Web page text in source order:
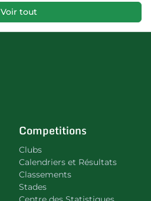
Voir tout
Competitions
Clubs
Calendriers et Résultats
Classements
Stades